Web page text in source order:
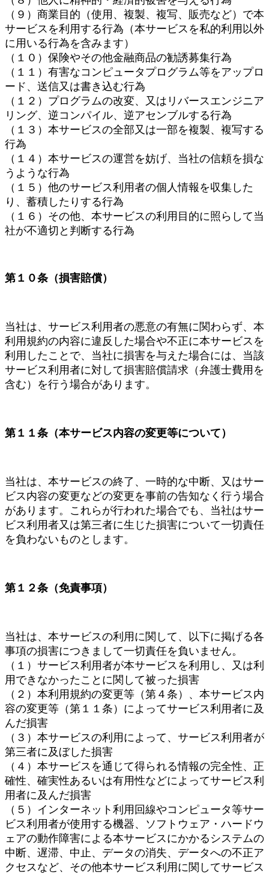
（９）商業目的（使用、複製、複写、販売など）で本
サービスを利用する行為（本サービスを私的利用以外
に用いる行為を含みます）
（１０）保険やその他金融商品の勧誘募集行為
（１１）有害なコンピュータプログラム等をアップロ
ード、送信又は書き込む行為
（１２）プログラムの改変、又はリバースエンジニア
リング、逆コンパイル、逆アセンブルする行為
（１３）本サービスの全部又は一部を複製、複写する
行為
（１４）本サービスの運営を妨げ、当社の信頼を損な
うような行為
（１５）他のサービス利用者の個人情報を収集した
り、蓄積したりする行為
（１６）その他、本サービスの利用目的に照らして当
社が不適切と判断する行為
第１０条（損害賠償）
当社は、サービス利用者の悪意の有無に関わらず、本
利用規約の内容に違反した場合や不正に本サービスを
利用したことで、当社に損害を与えた場合には、当該
サービス利用者に対して損害賠償請求（弁護士費用を
含む）を行う場合があります。
第１１条（本サービス内容の変更等について）
当社は、本サービスの終了、一時的な中断、又はサー
ビス内容の変更などの変更を事前の告知なく行う場合
があります。これらが行われた場合でも、当社はサー
ビス利用者又は第三者に生じた損害について一切責任
を負わないものとします。
第１２条（免責事項）
当社は、本サービスの利用に関して、以下に掲げる各
事項の損害につきまして一切責任を負いません。
（１）サービス利用者が本サービスを利用し、又は利
用できなかったことに関して被った損害
（２）本利用規約の変更等（第４条）、本サービス内
容の変更等（第１１条）によってサービス利用者に及
んだ損害
（３）本サービスの利用によって、サービス利用者が
第三者に及ぼした損害
（４）本サービスを通じて得られる情報の完全性、正
確性、確実性あるいは有用性などによってサービス利
用者に及んだ損害
（５）インターネット利用回線やコンピュータ等サー
ビス利用者が使用する機器、ソフトウェア・ハードウ
ェアの動作障害による本サービスにかかるシステムの
中断、遅滞、中止、データの消失、データへの不正ア
クセスなど、その他本サービス利用に関してサービス